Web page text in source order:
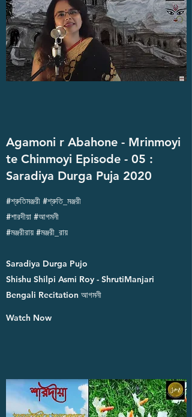
Agamoni r Abahone - Mrinmoyi
te Chinmoyi Episode - 05 :
Saradiya Durga Puja 2020
#শ্রুতিমঞ্জরী #শ্রুতি_মঞ্জরী
#শারদীয়া #আগমনী
#মঞ্জরীরায় #মঞ্জরী_রায়
Saradiya Durga Pujo
Shishu Shilpi Asmi Roy - ShrutiManjari
Bengali Recitation আগমনী
Watch Now